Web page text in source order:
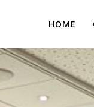
HOME